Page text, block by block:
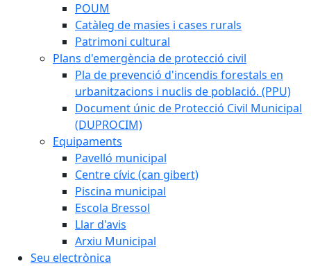
POUM
Catàleg de masies i cases rurals
Patrimoni cultural
Plans d'emergència de protecció civil
Pla de prevenció d'incendis forestals en
urbanitzacions i nuclis de població. (PPU)
Document únic de Protecció Civil Municipal
(DUPROCIM)
Equipaments
Pavelló municipal
Centre cívic (can gibert)
Piscina municipal
Escola Bressol
Llar d'avis
Arxiu Municipal
Seu electrònica